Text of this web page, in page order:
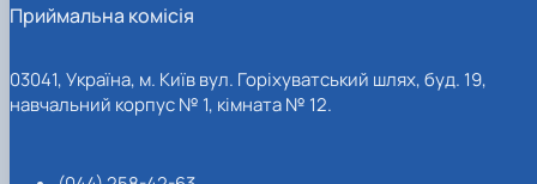
Приймальна комісія
03041, Україна, м. Київ вул. Горіхуватський шлях, буд. 19,
навчальний корпус № 1, кімната № 12.